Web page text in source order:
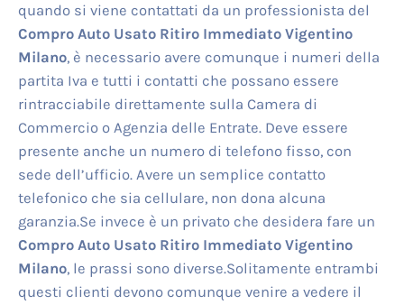
quando si viene contattati da un professionista del
Compro Auto Usato Ritiro Immediato Vigentino
Milano, è necessario avere comunque i numeri della
partita Iva e tutti i contatti che possano essere
rintracciabile direttamente sulla Camera di
Commercio o Agenzia delle Entrate. Deve essere
presente anche un numero di telefono fisso, con
sede dell’ufficio. Avere un semplice contatto
telefonico che sia cellulare, non dona alcuna
garanzia.Se invece è un privato che desidera fare un
Compro Auto Usato Ritiro Immediato Vigentino
Milano, le prassi sono diverse.Solitamente entrambi
questi clienti devono comunque venire a vedere il